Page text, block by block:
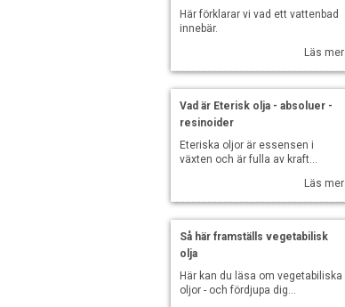
Här förklarar vi vad ett vattenbad
innebär.
Läs mer
Vad är Eterisk olja - absoluer -
resinoider
Eteriska oljor är essensen i
växten och är fulla av kraft...
Läs mer
Så här framställs vegetabilisk
olja
Här kan du läsa om vegetabiliska
oljor - och fördjupa dig...